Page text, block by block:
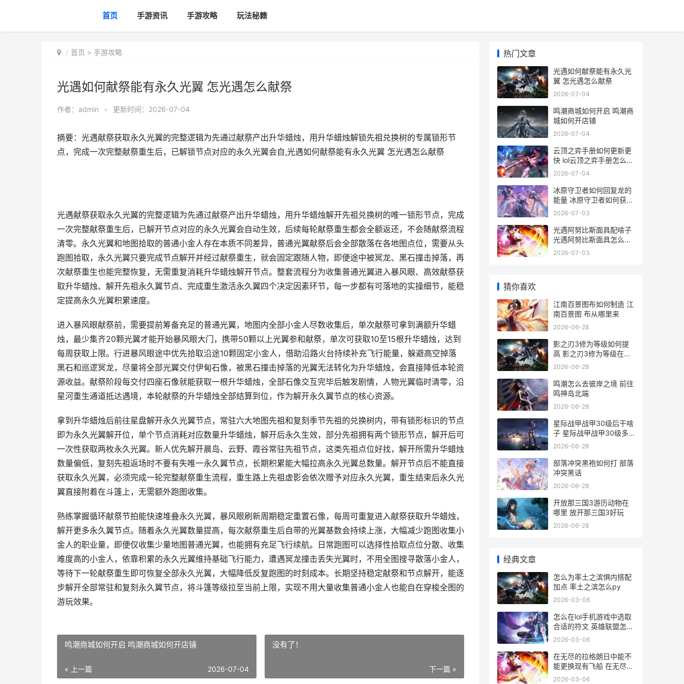
首页 手游资讯 手游攻略 玩法秘籍
首页 > 手游攻略
光遇如何献祭能有永久光翼 怎光遇怎么献祭
作者： admin • 更新时间：2026-07-04
摘要：光遇献祭获取永久光翼的完整逻辑为先通过献祭产出升华蜡烛，用升华蜡烛解锁先祖兑换树的专属锁形节
点，完成一次完整献祭重生后，已解锁节点对应的永久光翼会自,光遇如何献祭能有永久光翼 怎光遇怎么献祭
光遇献祭获取永久光翼的完整逻辑为先通过献祭产出升华蜡烛，用升华蜡烛解开先祖兑换树的唯一锁形节点，完成
一次完整献祭重生后，已解开节点对应的永久光翼会自动生效，后续每轮献祭重生都会全额返还，不会随献祭流程
清零。永久光翼和地图拾取的普通小金人存在本质不同差异，普通光翼献祭后会全部散落在各地图点位，需要从头
跑图拾取，永久光翼只要完成节点解开并经过献祭重生，就会固定跟随人物，即便途中被冥龙、黑石撞击掉落，再
次献祭重生也能完整恢复，无需重复消耗升华蜡烛解开节点。整套流程分为收集普通光翼进入暴风眼、高效献祭获
取升华蜡烛、解开先祖永久翼节点、完成重生激活永久翼四个决定因素环节，每一步都有可落地的实操细节，能稳
定提高永久光翼积累速度。
进入暴风眼献祭前，需要提前筹备充足的普通光翼，地图内全部小金人尽数收集后，单次献祭可拿到满额升华蜡
烛，最少集齐20颗光翼才能开始暴风眼大门，携带50颗以上光翼参和献祭，单次可获取10至15根升华蜡烛，达到
每周获取上限。行进暴风眼途中优先拾取沿途10颗固定小金人，借助沿路火台持续补充飞行能量，躲避高空掉落
黑石和巡逻冥龙，尽量将全部光翼交付伊甸石像，被黑石撞击掉落的光翼无法转化为升华蜡烛，会直接降低本轮资
源收益。献祭阶段每交付四座石像就能获取一根升华蜡烛，全部石像交互完毕后触发剧情，人物光翼临时清零，沿
星河重生通道抵达遇境，本轮献祭的升华蜡烛全部结算到位，作为解开永久翼节点的核心资源。
拿到升华蜡烛后前往星盘解开永久光翼节点，常驻六大地图先祖和复刻季节先祖的兑换树内，带有锁形标识的节点
即为永久光翼解开位，单个节点消耗对应数量升华蜡烛，解开后永久生效，部分先祖拥有两个锁形节点，解开后可
一次性获取两枚永久光翼。新人优先解开晨岛、云野、霞谷常驻先祖节点，这类先祖点位好找，解开所需升华蜡烛
数量偏低，复刻先祖返场时不要有失唯一永久翼节点，长期积累能大幅拉高永久光翼总数量。解开节点后不能直接
获取永久光翼，必须完成一轮完整献祭重生流程，重生路上先祖虚影会依次赠予对应永久光翼，重生结束后永久光
翼直接附着在斗篷上，无需额外跑图收集。
熟练掌握循环献祭节拍能快速堆叠永久光翼，暴风眼刷新周期稳定重置石像，每周可重复进入献祭获取升华蜡烛，
解开更多永久翼节点。随着永久光翼数量提高，每次献祭重生后自带的光翼基数会持续上涨，大幅减少跑图收集小
金人的职业量，即便仅收集少量地图普通光翼，也能拥有充足飞行续航。日常跑图可以选择性拾取点位分散、收集
难度高的小金人，依靠积累的永久光翼维持基础飞行能力，遭遇冥龙撞击丢失光翼时，不用全图搜寻散落小金人，
等待下一轮献祭重生即可恢复全部永久光翼，大幅降低反复跑图的时刻成本。长期坚持稳定献祭和节点解开，能逐
步解开全部常驻和复刻永久翼节点，将斗篷等级拉至当前上限，实现不用大量收集普通小金人也能自在穿梭全图的
游玩效果。
鸣潮商城如何开启 鸣潮商城如何开店铺
« 上一篇 2026-07-04
没有了！
下一篇 »
热门文章
光遇如何献祭能有永久光
翼 怎光遇怎么献祭
2026-07-04
鸣潮商城如何开启 鸣潮商
城如何开店铺
2026-07-04
云顶之弈手册如何更新更
快 lol云顶之弈手册怎么快
速升级
2026-07-04
冰原守卫者如何回复龙的
能量 冰原守卫者如何获得
龙魂碎片视频
2026-07-03
光遇阿努比斯面具配啥子
光遇阿努比斯面具怎么获
得
2026-07-03
猜你喜欢
江南百景图布如何制造 江
南百景图 布从哪里来
2026-06-28
影之刃3修为等级如何提
高 影之刃3修为等级在哪
里
2026-06-28
鸣潮怎么去彼岸之境 前往
鸣神岛北端
2026-06-28
星际战甲战甲30级后干啥
子 星际战甲战甲30级多
少钱
2026-06-28
部落冲突黑袍如何打 部落
冲突黑话
2026-06-28
开放那三国3游历动物在
哪里 放开那三国3好玩
2026-06-28
经典文章
怎么为率土之滨惧内搭配
加点 率土之滨怎么py
2026-03-06
怎么在lol手机游戏中选取
合适的符文 英雄联盟怎么
可以在手机上玩
2026-03-06
在无尽的拉格朗日中能不
能更换现有飞船 在无尽的
拉格朗日中AC7211重型
2026-03-06